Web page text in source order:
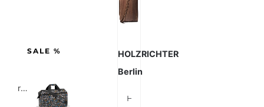
HOLZRICHTER
Berlin
SALE %
reisenthel allrounder L pocket  Vielseitige Doktortasche für Reise, Arbeit und Freizeit  Mit praktischer Trolley…